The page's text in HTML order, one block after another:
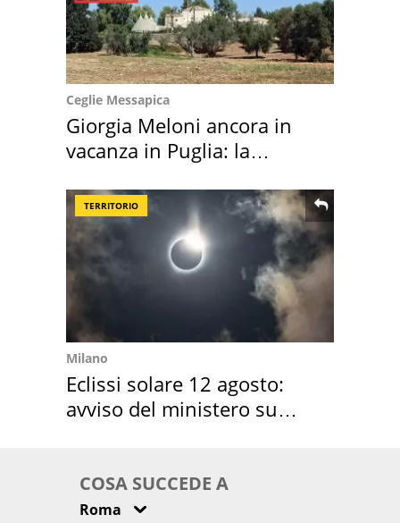
Ceglie Messapica
Giorgia Meloni ancora in
vacanza in Puglia: la
TERRITORIO
Milano
Eclissi solare 12 agosto:
avviso del ministero su